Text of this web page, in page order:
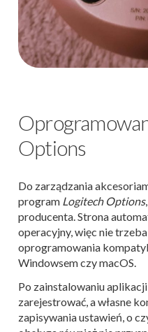
Options
Do zarządzania
program Logitech Options
producenta. Strona
operacyjny, więc nie
oprogramowania
Windowsem czy macOS.
Po zainstalowaniu
zarejestrować, a własne
zapisywania ustawień, o